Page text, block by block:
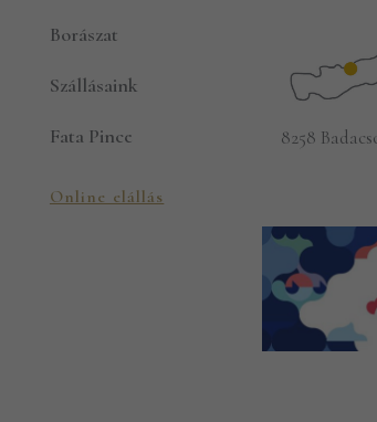
Borászat
Szállásaink
Fata Pince
Online elállás
8258